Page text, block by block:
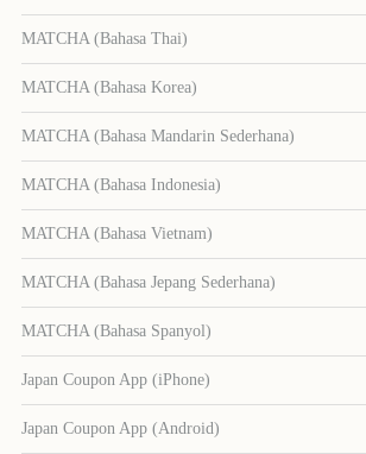
MATCHA (Bahasa Thai)
MATCHA (Bahasa Korea)
MATCHA (Bahasa Mandarin Sederhana)
MATCHA (Bahasa Indonesia)
MATCHA (Bahasa Vietnam)
MATCHA (Bahasa Jepang Sederhana)
MATCHA (Bahasa Spanyol)
Japan Coupon App (iPhone)
Japan Coupon App (Android)